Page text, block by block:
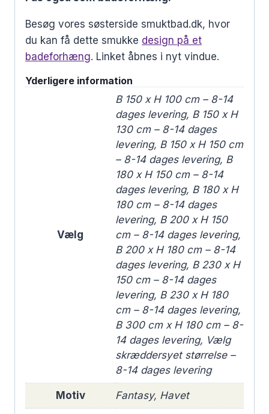
Besøg vores søsterside smuktbad.dk, hvor
du kan få dette smukke design på et
badeforhæng. Linket åbnes i nyt vindue.
Yderligere information
Vælg
B 150 x H 100 cm – 8-14
dages levering, B 150 x H
130 cm – 8-14 dages
levering, B 150 x H 150 cm
– 8-14 dages levering, B
180 x H 150 cm – 8-14
dages levering, B 180 x H
180 cm – 8-14 dages
levering, B 200 x H 150
cm – 8-14 dages levering,
B 200 x H 180 cm – 8-14
dages levering, B 230 x H
150 cm – 8-14 dages
levering, B 230 x H 180
cm – 8-14 dages levering,
B 300 cm x H 180 cm – 8-
14 dages levering, Vælg
skræddersyet størrelse –
8-14 dages levering
Motiv Fantasy, Havet